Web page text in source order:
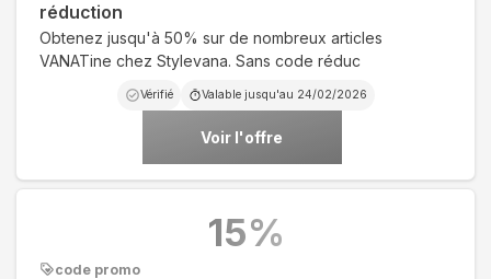
réduction
Obtenez jusqu'à 50% sur de nombreux articles
VANATine chez Stylevana. Sans code réduc
Vérifié Valable jusqu'au 24/02/2026
Voir l'offre
code promo
15%